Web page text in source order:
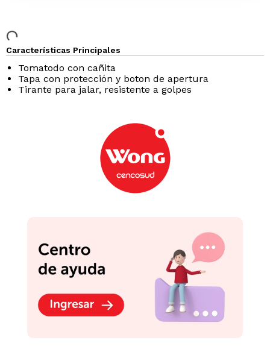
Características Principales
Tomatodo con cañita
Tapa con protección y boton de apertura
Tirante para jalar, resistente a golpes